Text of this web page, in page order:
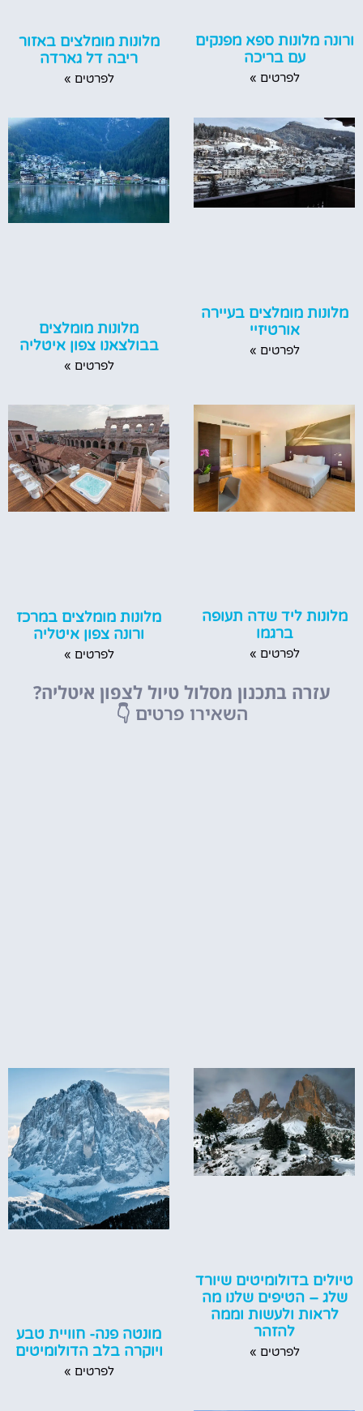
ורונה מלונות ספא מפנקים
עם בריכה
לפרטים »
מלונות מומלצים באזור
ריבה דל גארדה
לפרטים »
מלונות מומלצים בעיירה
אורטיזיי
לפרטים »
מלונות מומלצים
בבולצאנו צפון איטליה
לפרטים »
מלונות ליד שדה תעופה
ברגמו
לפרטים »
מלונות מומלצים במרכז
ורונה צפון איטליה
לפרטים »
עזרה בתכנון מסלול טיול לצפון איטליה?
השאירו פרטים 👇
טיולים בדולומיטים שיורד
שלג – הטיפים שלנו מה
לראות ולעשות וממה
להזהר
לפרטים »
מונטה פנה- חוויית טבע
ויוקרה בלב הדולומיטים
לפרטים »